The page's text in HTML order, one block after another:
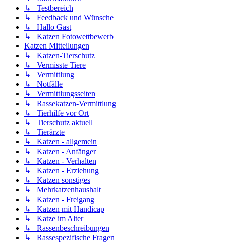
↳ Testbereich
↳ Feedback und Wünsche
↳ Hallo Gast
↳ Katzen Fotowettbewerb
Katzen Mitteilungen
↳ Katzen-Tierschutz
↳ Vermisste Tiere
↳ Vermittlung
↳ Notfälle
↳ Vermittlungsseiten
↳ Rassekatzen-Vermittlung
↳ Tierhilfe vor Ort
↳ Tierschutz aktuell
↳ Tierärzte
↳ Katzen - allgemein
↳ Katzen - Anfänger
↳ Katzen - Verhalten
↳ Katzen - Erziehung
↳ Katzen sonstiges
↳ Mehrkatzenhaushalt
↳ Katzen - Freigang
↳ Katzen mit Handicap
↳ Katze im Alter
↳ Rassenbeschreibungen
↳ Rassespezifische Fragen